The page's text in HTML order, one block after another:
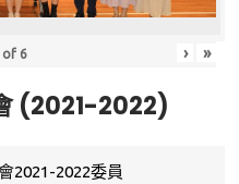
of 6 › »
(2021-2022)
2021-2022委員